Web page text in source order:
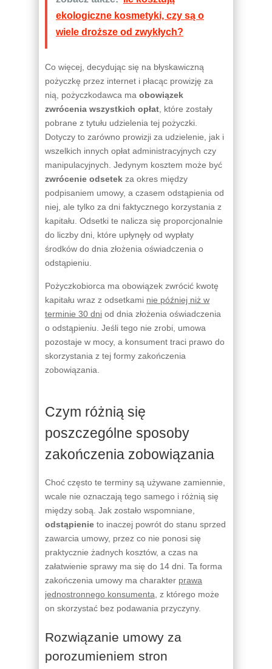
ekologiczne kosmetyki, czy są o
wiele droższe od zwykłych?
Co więcej, decydując się na błyskawiczną
pożyczkę przez internet i płacąc prowizję za
nią, pożyczkodawca ma obowiązek
zwrócenia wszystkich opłat , które zostały
pobrane z tytułu udzielenia tej pożyczki.
Dotyczy to zarówno prowizji za udzielenie, jak i
wszelkich innych opłat administracyjnych czy
manipulacyjnych. Jedynym kosztem może być
zwrócenie odsetek za okres między
podpisaniem umowy, a czasem odstąpienia od
niej, ale tylko za dni faktycznego korzystania z
kapitału. Odsetki te nalicza się proporcjonalnie
do liczby dni, które upłynęły od wypłaty
środków do dnia złożenia oświadczenia o
odstąpieniu.
Pożyczkobiorca ma obowiązek zwrócić kwotę
kapitału wraz z odsetkami nie później niż w
terminie 30 dni od dnia złożenia oświadczenia
o odstąpieniu. Jeśli tego nie zrobi, umowa
pozostaje w mocy, a konsument traci prawo do
skorzystania z tej formy zakończenia
zobowiązania.
Czym różnią się
poszczególne sposoby
zakończenia zobowiązania
Choć często te terminy są używane zamiennie,
wcale nie oznaczają tego samego i różnią się
między sobą. Jak zostało wspomniane,
odstąpienie to inaczej powrót do stanu sprzed
zawarcia umowy, przez co nie ponosi się
praktycznie żadnych kosztów, a czas na
załatwienie sprawy ma się do 14 dni. Ta forma
zakończenia umowy ma charakter prawa
jednostronnego konsumenta , z którego może
on skorzystać bez podawania przyczyny.
Rozwiązanie umowy za
porozumieniem stron